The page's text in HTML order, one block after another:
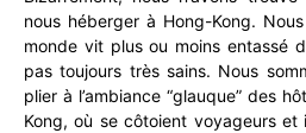
nous héberger à Hong-Kong.
monde vit plus ou moins entassé
pas toujours très sains. Nous
plier à l’ambiance “glauque” des
Kong, où se côtoient voyageurs et